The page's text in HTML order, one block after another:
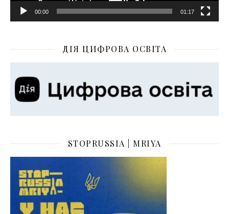
00:00 01:17
ДІЯ ЦИФРОВА ОСВІТА
STOPRUSSIA | MRIYA